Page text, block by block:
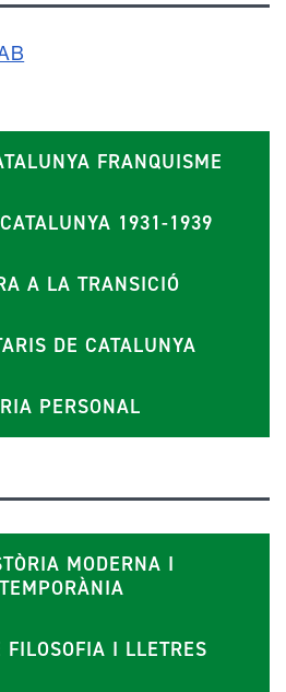
FRANQUISME
1931-1939
A LA TRANSICIÓ
DE CATALUNYA
PERSONAL
MODERNA I
FILOSOFIA I LLETRES